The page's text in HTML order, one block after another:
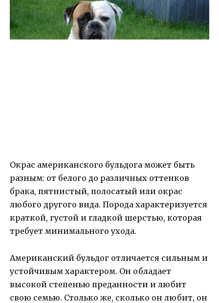
Окрас американского бульдога может быть
разным: от белого до различных оттенков
брака, пятнистый, полосатый или окрас
любого другого вида. Порода характеризуется
краткой, густой и гладкой шерстью, которая
требует минимального ухода.
Американский бульдог отличается сильным и
устойчивым характером. Он обладает
высокой степенью преданности и любит
свою семью. Столько же, сколько он любит, он